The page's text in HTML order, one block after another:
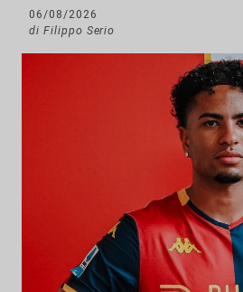
06/08/2026
di Filippo Serio